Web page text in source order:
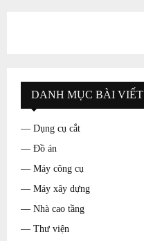
DANH MỤC BÀI VIẾT
— Dụng cụ cắt
— Đồ án
— Máy công cụ
— Máy xây dựng
— Nhà cao tầng
— Thư viện